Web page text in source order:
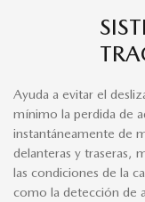
Ayuda a evitar el
mínimo la perdida de
instantáneamente de
delanteras y traseras,
las condiciones de la
como la detección de